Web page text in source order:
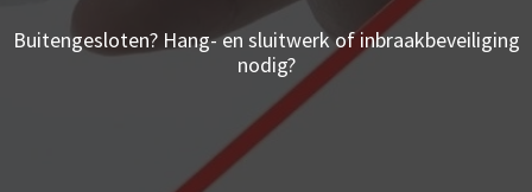
Buitengesloten? Hang- en sluitwerk of inbraakbeveiliging
nodig?